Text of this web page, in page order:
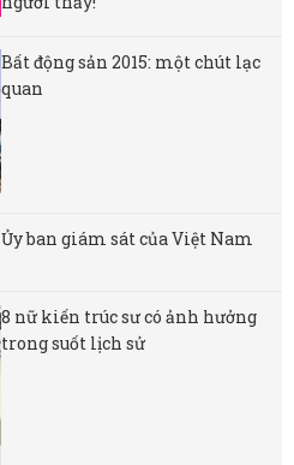
Bất động sản 2015: một chút lạc
quan
Ủy ban giám sát của Việt Nam
8 nữ kiến ​​trúc sư có ảnh hưởng
trong suốt lịch sử